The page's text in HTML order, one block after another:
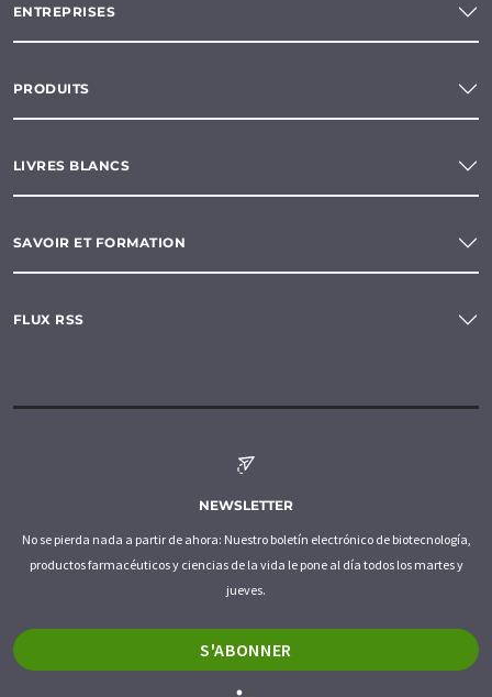
ENTREPRISES
PRODUITS
LIVRES BLANCS
SAVOIR ET FORMATION
FLUX RSS
NEWSLETTER
No se pierda nada a partir de ahora: Nuestro boletín electrónico de biotecnología,
productos farmacéuticos y ciencias de la vida le pone al día todos los martes y
jueves.
S'ABONNER